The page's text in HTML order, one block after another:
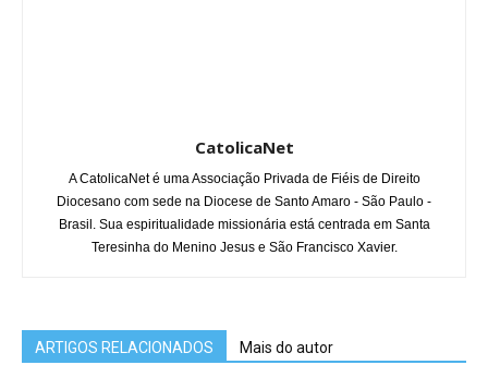
CatolicaNet
A CatolicaNet é uma Associação Privada de Fiéis de Direito
Diocesano com sede na Diocese de Santo Amaro - São Paulo -
Brasil. Sua espiritualidade missionária está centrada em Santa
Teresinha do Menino Jesus e São Francisco Xavier.
ARTIGOS RELACIONADOS Mais do autor